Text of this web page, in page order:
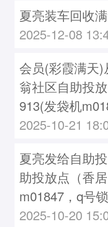
夏亮装车回收
2025-12-08
会员(彩霞满天)
翁社区自助投
913(发袋机
2025-10-21
夏亮发给自助
助投放点（香
m01847，q号
2025-10-20